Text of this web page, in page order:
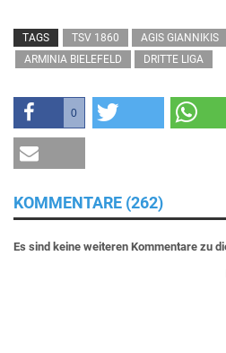
TAGS TSV 1860 AGIS GIANNIKIS
ARMINIA BIELEFELD
DRITTE LIGA
0
KOMMENTARE (262)
Es sind keine weiteren Kommentare zu